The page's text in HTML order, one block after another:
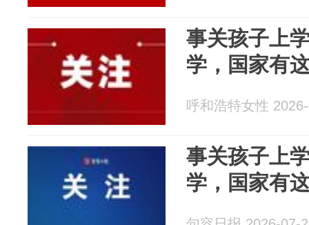
事关孩子上
学，国家有
呼和浩特女性
事关孩子上
学，国家有